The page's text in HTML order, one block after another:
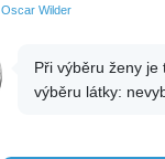
Oscar Wilder
Při výběru ženy
výběru látky: